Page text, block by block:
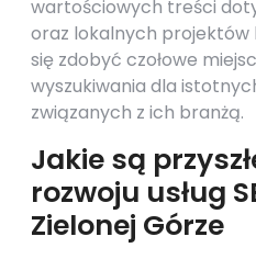
wartościowych treści
oraz lokalnych projektów
się zdobyć czołowe
wyszukiwania dla
związanych z ich branżą.
Jakie są
rozwoju usług
Zielonej Górze